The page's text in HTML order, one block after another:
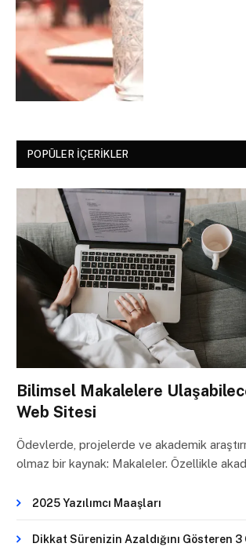
POPÜLER İÇERIKLER
Bilimsel Makalelere
Web Sitesi
Ödevlerde, projelerde ve akademik
olmaz bir kaynak: Makaleler. Özellikle
2025 Yazılımcı Maaşları
Dikkat Sürenizin Azaldığını Gösteren